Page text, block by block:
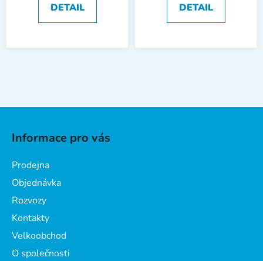
DETAIL DETAIL
Informace pro vás
Prodejna
Objednávka
Rozvozy
Kontakty
Velkoobchod
O společnosti